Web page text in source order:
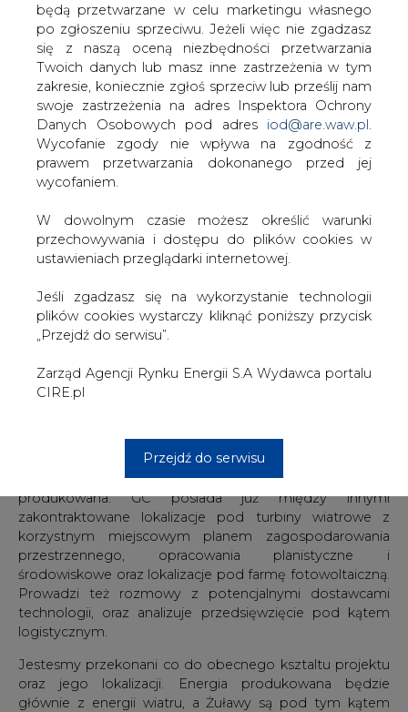
będą przetwarzane w celu marketingu własnego
po zgłoszeniu sprzeciwu. Jeżeli więc nie zgadzasz
się z naszą oceną niezbędności przetwarzania
Twoich danych lub masz inne zastrzeżenia w tym
zakresie, koniecznie zgłoś sprzeciw lub prześlij nam
swoje zastrzeżenia na adres Inspektora Ochrony
Danych Osobowych pod adres iod@are.waw.pl
Wycofanie zgody nie wpływa na zgodność z
prawem przetwarzania dokonanego przed jej
wycofaniem.
W dowolnym czasie możesz określić warunki
przechowywania i dostępu do plików cookies w
ustawieniach przeglądarki internetowej.
Jeśli zgadzasz się na wykorzystanie technologii
plików cookies wystarczy kliknąć poniższy przycisk
„Przejdź do serwisu”.
Zarząd Agencji Rynku Energii S.A Wydawca portalu
CIRE.pl
Przejdź do serwisu
Inwestycja będzie składała się z farmy
wiatrowej o mocy około 400 MW, farmy
fotowoltaicznej 800 MW, magazynów
energii, elektrolizerów oraz
infrastruktury towarzyszącej
Będzie produkowała około 2,2 mln MWh rocznie, a co za
tym idzie ekwiwalent tej ilości energii w postaci paliw
alternatywnych w tym zielonego wodoru oraz ciepła
(odejmując energię potrzebna na przeprowadzenie
będzie około 10 razy większa od obecnie największej
polskiej farmy fotowoltaicznej o mocy ok. 200 MW
zlokalizowanej w Zwartowie. Obecnie wartość inwestycji
Inwestycja Green Capital S.A. będzie zlokalizowana na
Żuławach na terenie kilku gmin.
Dzięki temu ciepło produkowane w procesie uzyskiwania
wodoru może być zagospodarowane przed aglomeracja
Sopotu, oraz być wykorzystane do różnych procesoó
technologicznych. Obecnie trwają analizy różnych
wariantów wykorzystania zielonej energii która będzie
produkowana. GC posiada już między innymi
zakontraktowane lokalizacje pod turbiny wiatrowe z
korzystnym miejscowym planem zagospodarowania
przestrzennego, opracowania planistyczne i
środowiskowe oraz lokalizacje pod farmę fotowoltaiczną.
Prowadzi też rozmowy z potencjalnymi dostawcami
technologii, oraz analizuje przedsięwzięcie pod kątem
logistycznym.
Jestesmy przekonani co do obecnego ksztaltu projektu
oraz jego lokalizacji. Energia produkowana będzie
głównie z energii wiatru, a Żuławy są pod tym kątem